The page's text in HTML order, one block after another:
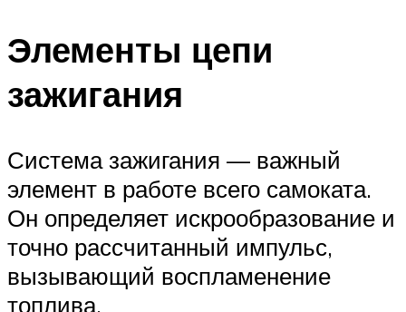
Элементы цепи
зажигания
Система зажигания — важный
элемент в работе всего самоката.
Он определяет искрообразование и
точно рассчитанный импульс,
вызывающий воспламенение
топлива.